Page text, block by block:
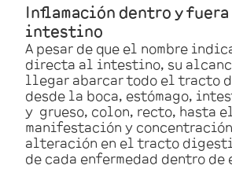
Inflamación dentro y fuera
intestino
A pesar de que el nombre
directa al intestino, su
llegar abarcar todo el tracto
desde la boca, estómago,
y grueso, colon, recto, hasta
manifestación y
alteración en el tracto
de cada enfermedad dentro de